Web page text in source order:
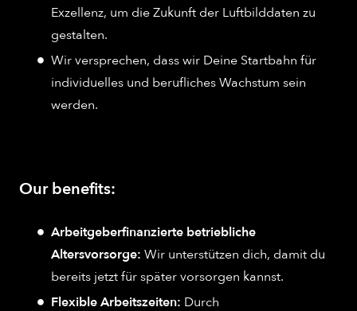
Exzellenz, um die Zukunft der Luftbilddaten zu
gestalten.
Wir versprechen, dass wir Deine Startbahn für
individuelles und berufliches Wachstum sein
werden.
Our benefits:
Arbeitgeberfinanzierte betriebliche
Altersvorsorge: Wir unterstützen dich, damit du
bereits jetzt für später vorsorgen kannst.
Flexible Arbeitszeiten: Durch